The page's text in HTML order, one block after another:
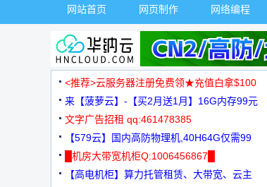
网站首页 网页制作 网络编程
<推荐>云服务器注册免费领★充值白拿$100
来【菠萝云】-【买2月送1月】16G内存99元
文字广告招租 qq:461478385
【579云】国内高防物理机,40H64G仅需99
元
█机房大带宽机柜Q:1006456867█
【高电机柜】算力托管租赁、大带宽、云主